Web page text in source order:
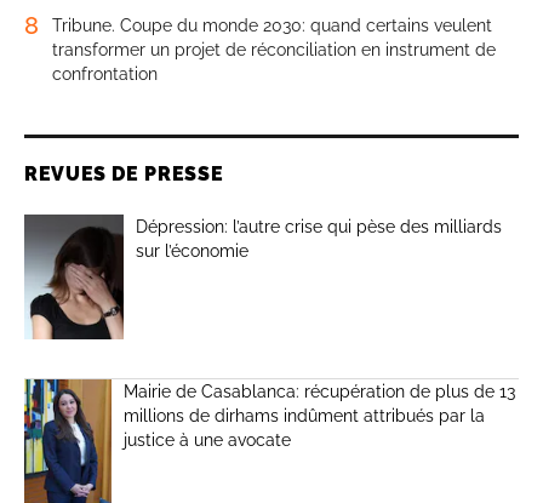
8
Tribune. Coupe du monde 2030: quand certains veulent
transformer un projet de réconciliation en instrument de
confrontation
REVUES DE PRESSE
Dépression: l’autre crise qui pèse des milliards
sur l’économie
Mairie de Casablanca: récupération de plus de 13
millions de dirhams indûment attribués par la
justice à une avocate